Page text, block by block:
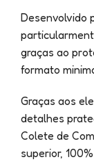
Desenvolvido
graças ao
formato
Graças aos
detalhes
Colete de
superior,